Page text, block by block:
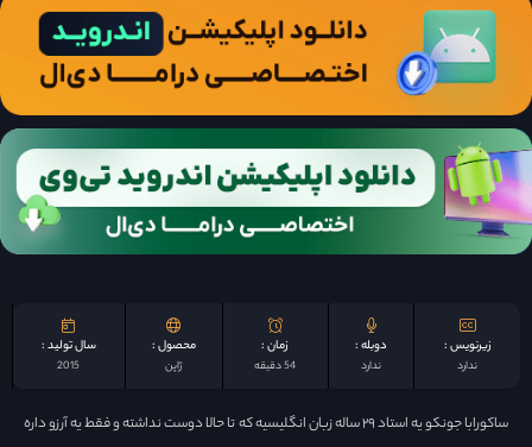
زیرنویس :
ندارد
دوبله :
ندارد
زمان :
54 دقیقه
محصول :
ژاپن
سال تولید :
2015
ساکورابا جونکو یه استاد ۲۹ ساله زبان انگلیسیه که تا حالا دوست نداشته و فقط یه آرزو داره